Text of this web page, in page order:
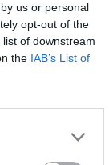
us or personal
opt-out of the
of downstream
the IAB’s List of
Más información